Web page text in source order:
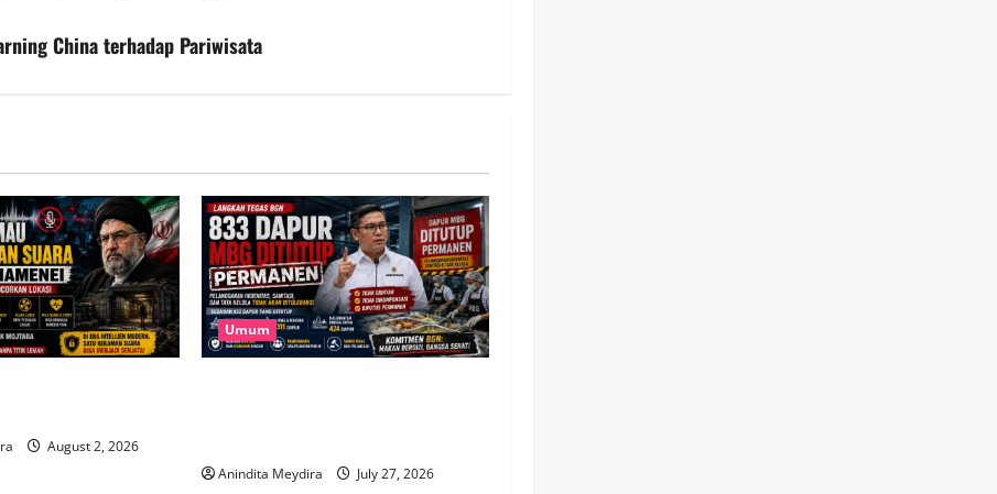
China terhadap Pariwisata
August 2, 2026
Umum
Anindita Meydira July 27, 2026